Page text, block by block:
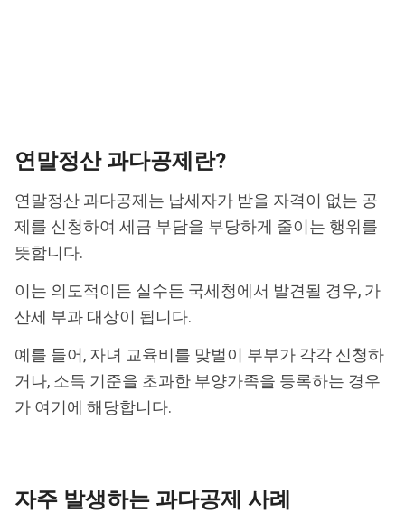
연말정산 과다공제란?
연말정산 과다공제는 납세자가 받을 자격이 없는 공
제를 신청하여 세금 부담을 부당하게 줄이는 행위를
뜻합니다.
이는 의도적이든 실수든 국세청에서 발견될 경우, 가
산세 부과 대상이 됩니다.
예를 들어, 자녀 교육비를 맞벌이 부부가 각각 신청하
거나, 소득 기준을 초과한 부양가족을 등록하는 경우
가 여기에 해당합니다.
자주 발생하는 과다공제 사례